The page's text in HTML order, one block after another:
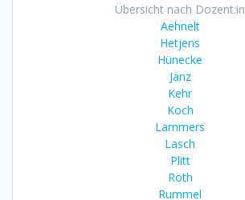
Übersicht nach Dozent:in
Aehnelt
Hetjens
Hünecke
Janz
Kehr
Koch
Lammers
Lasch
Plitt
Roth
Rummel